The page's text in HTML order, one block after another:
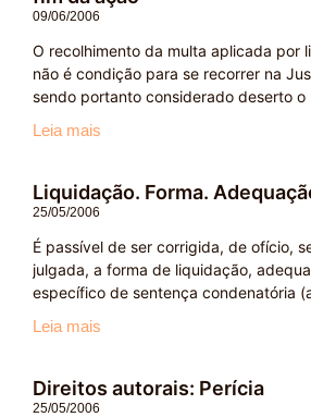
09/06/2006
O recolhimento da multa aplicada por
não é condição para se recorrer na
sendo portanto considerado deserto o
Leia mais
Liquidação. Forma.
25/05/2006
É passível de ser corrigida, de ofício,
julgada, a forma de liquidação,
específico de sentença condenatória
Leia mais
Direitos autorais: Perícia
25/05/2006